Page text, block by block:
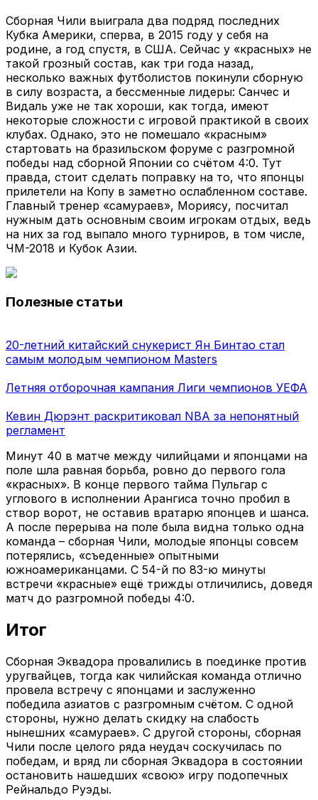
Сборная Чили выиграла два подряд последних
Кубка Америки, сперва, в 2015 году у себя на
родине, а год спустя, в США. Сейчас у «красных» не
такой грозный состав, как три года назад,
несколько важных футболистов покинули сборную
в силу возраста, а бессменные лидеры: Санчес и
Видаль уже не так хороши, как тогда, имеют
некоторые сложности с игровой практикой в своих
клубах. Однако, это не помешало «красным»
стартовать на бразильском форуме с разгромной
победы над сборной Японии со счётом 4:0. Тут
правда, стоит сделать поправку на то, что японцы
прилетели на Копу в заметно ослабленном составе.
Главный тренер «самураев», Мориясу, посчитал
нужным дать основным своим игрокам отдых, ведь
на них за год выпало много турниров, в том числе,
ЧМ-2018 и Кубок Азии.
Полезные статьи
20-летний китайский снукерист Ян Бинтао стал
самым молодым чемпионом Masters
Летняя отборочная кампания Лиги чемпионов УЕФА
Кевин Дюрэнт раскритиковал NBA за непонятный
регламент
Минут 40 в матче между чилийцами и японцами на
поле шла равная борьба, ровно до первого гола
«красных». В конце первого тайма Пульгар с
углового в исполнении Арангиса точно пробил в
створ ворот, не оставив вратарю японцев и шанса.
А после перерыва на поле была видна только одна
команда – сборная Чили, молодые японцы совсем
потерялись, «съеденные» опытными
южноамериканцами. С 54-й по 83-ю минуты
встречи «красные» ещё трижды отличились, доведя
матч до разгромной победы 4:0.
Итог
Сборная Эквадора провалились в поединке против
уругвайцев, тогда как чилийская команда отлично
провела встречу с японцами и заслуженно
победила азиатов с разгромным счётом. С одной
стороны, нужно делать скидку на слабость
нынешних «самураев». С другой стороны, сборная
Чили после целого ряда неудач соскучилась по
победам, и вряд ли сборная Эквадора в состоянии
остановить нашедших «свою» игру подопечных
Рейнальдо Руэды.